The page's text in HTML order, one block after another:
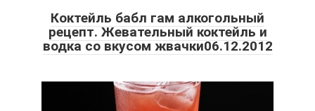
Коктейль бабл гам алкогольный
рецепт. Жевательный коктейль и
водка со вкусом жвачки06.12.2012